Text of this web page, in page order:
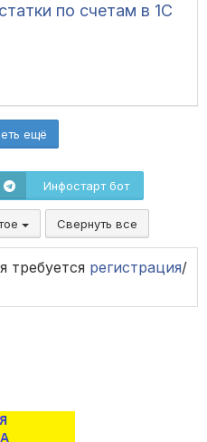
по счетам в 1С
ещё
Инфостарт бот
Свернуть все
требуется регистрация/